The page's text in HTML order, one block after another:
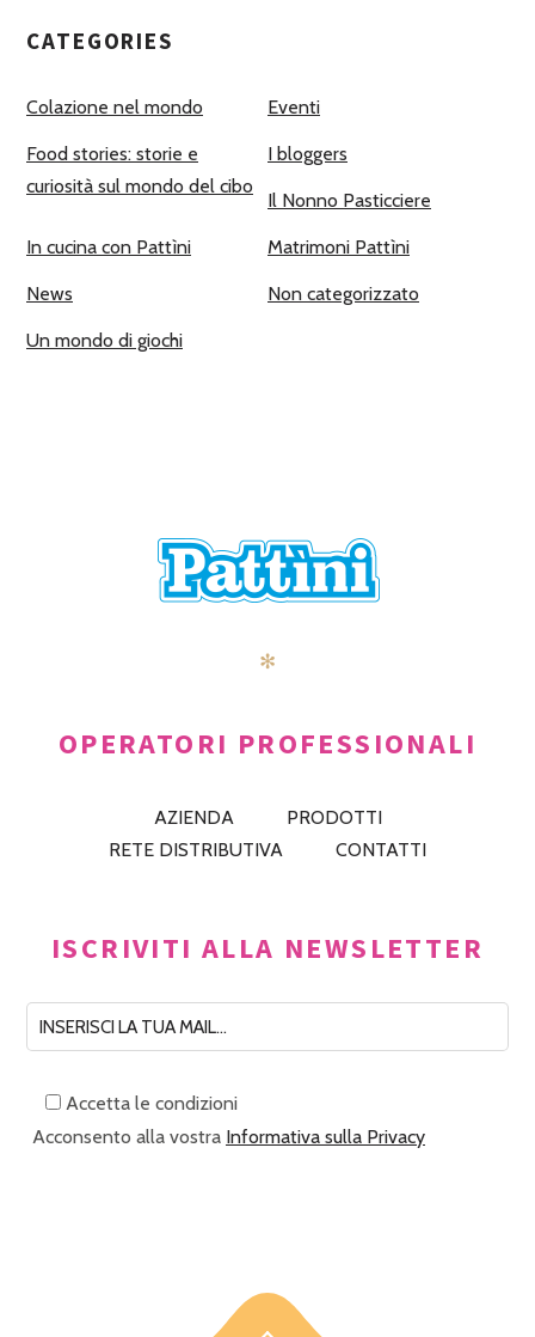
CATEGORIES
Colazione nel mondo Eventi
Food stories: storie e
curiosità sul mondo del cibo
I bloggers
Il Nonno Pasticciere
In cucina con Pattìni Matrimoni Pattìni
News Non categorizzato
Un mondo di giochi
✻
OPERATORI PROFESSIONALI
AZIENDA
PRODOTTI
RETE DISTRIBUTIVA
CONTATTI
ISCRIVITI ALLA NEWSLETTER
Accetta le condizioni
Acconsento alla vostra Informativa sulla Privacy